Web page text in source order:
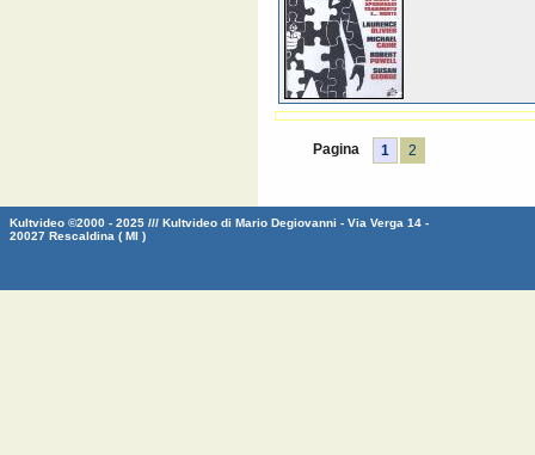
Pagina 1 2
Kultvideo ©2000 - 2025 /// Kultvideo di Mario Degiovanni - Via Verga 14 -
20027 Rescaldina ( MI )